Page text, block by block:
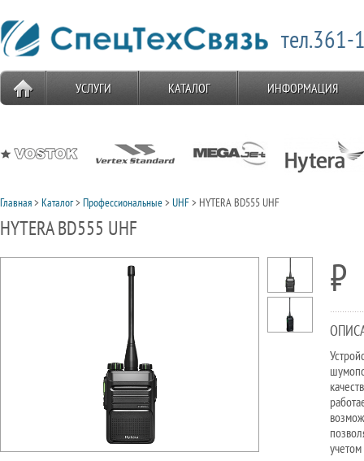
тел.361-
УСЛУГИ КАТАЛОГ ИНФОРМАЦИЯ
Главная>Каталог>Профессиональные>UHF> HYTERA BD555 UHF
HYTERA BD555 UHF
⃏